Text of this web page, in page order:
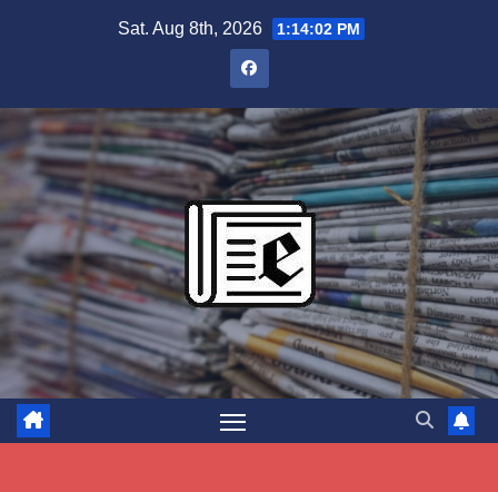
Sat. Aug 8th, 2026 1:14:02 PM